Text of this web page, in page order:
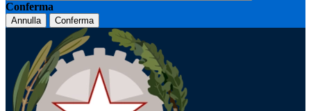
Conferma
Annulla Conferma